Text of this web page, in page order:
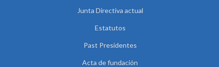
Junta Directiva actual
Estatutos
Past Presidentes
Acta de fundación